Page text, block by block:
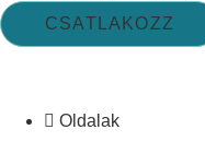
CSATLAKOZZ
Oldalak